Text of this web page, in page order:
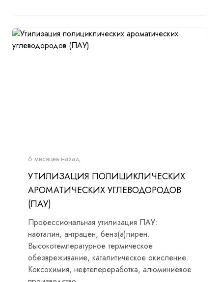
6 месяцев назад
УТИЛИЗАЦИЯ ПОЛИЦИКЛИЧЕСКИХ
АРОМАТИЧЕСКИХ УГЛЕВОДОРОДОВ
(ПАУ)
Профессиональная утилизация ПАУ:
нафталин, антрацен, бенз(а)пирен.
Высокотемпературное термическое
обезвреживание, каталитическое окисление.
Коксохимия, нефтепереработка, алюминиевое